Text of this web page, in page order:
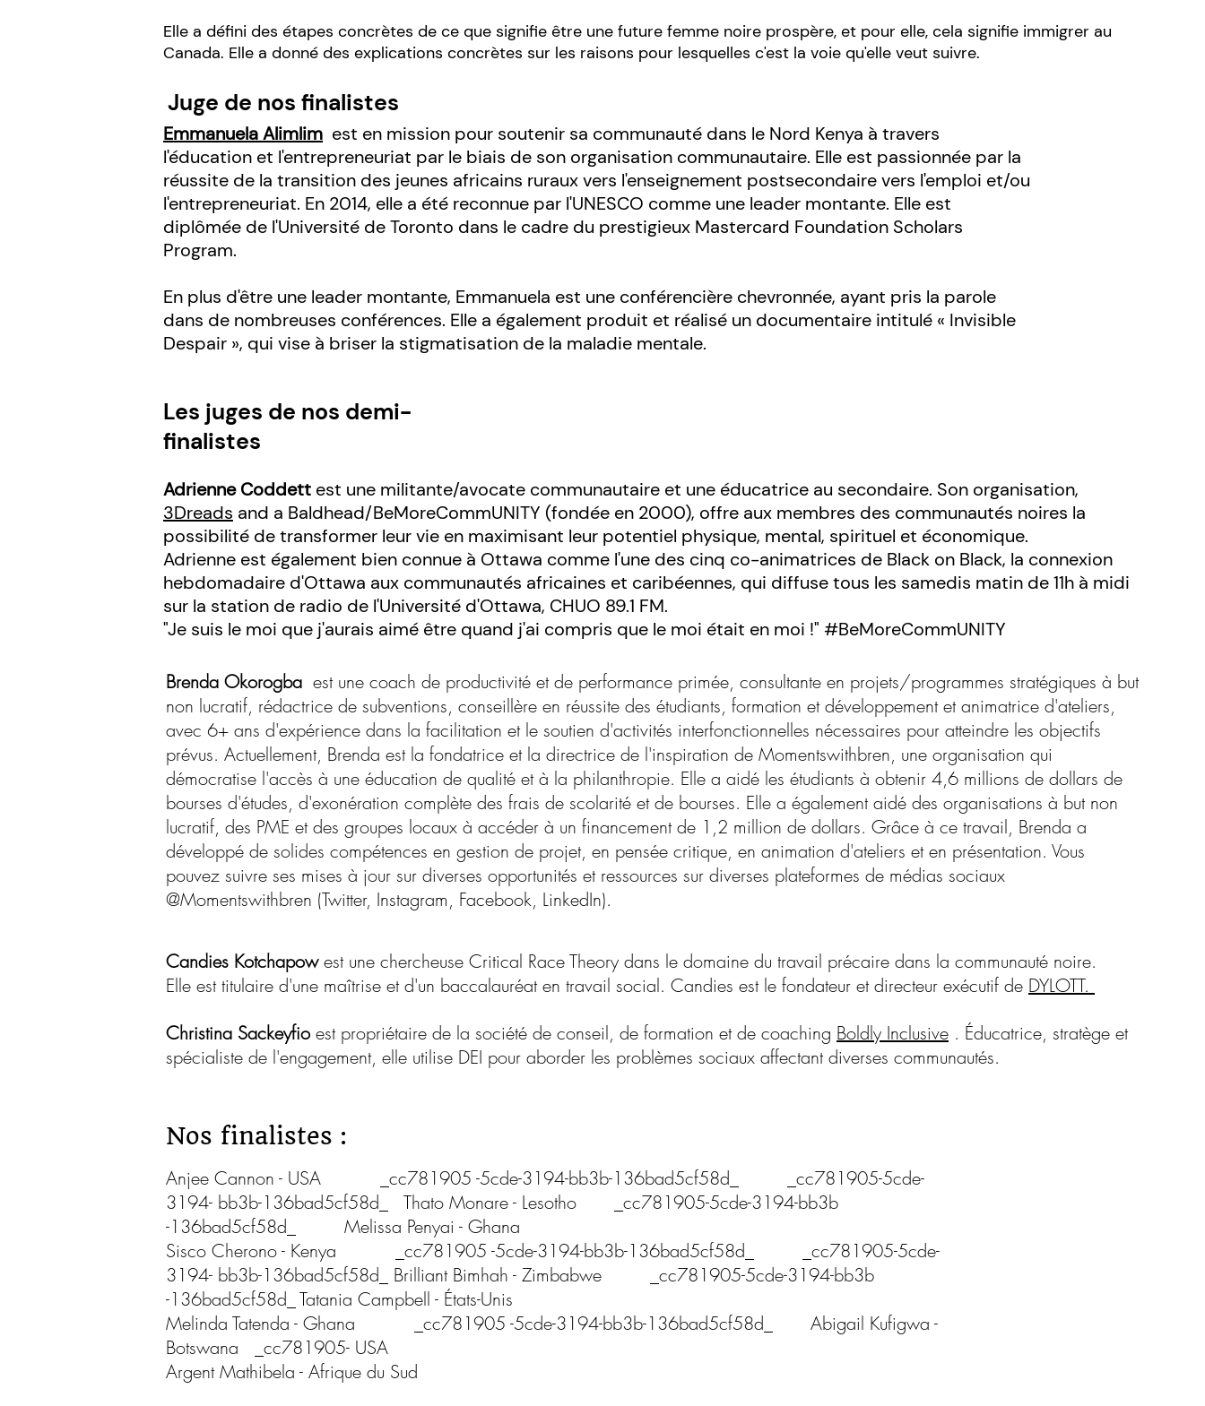
Elle a défini des étapes concrètes de ce que signifie être une future femme noire prospère, et pour elle, cela signifie immigrer au
Canada. Elle a donné des explications concrètes sur les raisons pour lesquelles c'est la voie qu'elle veut suivre.
Juge de nos finalistes
Emmanuela Alimlim est en mission pour soutenir sa communauté dans le Nord Kenya à travers
l'éducation et l'entrepreneuriat par le biais de son organisation communautaire. Elle est passionnée par la
réussite de la transition des jeunes africains ruraux vers l'enseignement postsecondaire vers l'emploi et/ou
l'entrepreneuriat. En 2014, elle a été reconnue par l'UNESCO comme une leader montante. Elle est
diplômée de l'Université de Toronto dans le cadre du prestigieux Mastercard Foundation Scholars
Program.
En plus d'être une leader montante, Emmanuela est une conférencière chevronnée, ayant pris la parole
dans de nombreuses conférences. Elle a également produit et réalisé un documentaire intitulé « Invisible
Despair », qui vise à briser la stigmatisation de la maladie mentale.
Les juges de nos demi-
finalistes
Adrienne Coddett est une militante/avocate communautaire et une éducatrice au secondaire. Son organisation,
3Dreads and a Baldhead/BeMoreCommUNITY (fondée en 2000), offre aux membres des communautés noires la
possibilité de transformer leur vie en maximisant leur potentiel physique, mental, spirituel et économique.
Adrienne est également bien connue à Ottawa comme l'une des cinq co-animatrices de Black on Black, la connexion
hebdomadaire d'Ottawa aux communautés africaines et caribéennes, qui diffuse tous les samedis matin de 11h à midi
sur la station de radio de l'Université d'Ottawa, CHUO 89.1 FM.
"Je suis le moi que j'aurais aimé être quand j'ai compris que le moi était en moi !" #BeMoreCommUNITY
Brenda Okorogba est une coach de productivité et de performance primée, consultante en projets/programmes stratégiques à but
non lucratif, rédactrice de subventions, conseillère en réussite des étudiants, formation et développement et animatrice d'ateliers,
avec 6+ ans d'expérience dans la facilitation et le soutien d'activités interfonctionnelles nécessaires pour atteindre les objectifs
prévus. Actuellement, Brenda est la fondatrice et la directrice de l'inspiration de Momentswithbren, une organisation qui
démocratise l'accès à une éducation de qualité et à la philanthropie. Elle a aidé les étudiants à obtenir 4,6 millions de dollars de
bourses d'études, d'exonération complète des frais de scolarité et de bourses. Elle a également aidé des organisations à but non
lucratif, des PME et des groupes locaux à accéder à un financement de 1,2 million de dollars. Grâce à ce travail, Brenda a
développé de solides compétences en gestion de projet, en pensée critique, en animation d'ateliers et en présentation. Vous
pouvez suivre ses mises à jour sur diverses opportunités et ressources sur diverses plateformes de médias sociaux
@Momentswithbren (Twitter, Instagram, Facebook, LinkedIn).
Candies Kotchapowest une chercheuse Critical Race Theory dans le domaine du travail précaire dans la communauté noire.
Elle est titulaire d'une maîtrise et d'un baccalauréat en travail social. Candies est le fondateur et directeur exécutif de DYLOTT.
Christina Sackeyfio est propriétaire de la société de conseil, de formation et de coaching Boldly Inclusive . Éducatrice, stratège et
spécialiste de l'engagement, elle utilise DEI pour aborder les problèmes sociaux affectant diverses communautés.
Nos finalistes :
Anjee Cannon - USA _cc781905 -5cde-3194-bb3b-136bad5cf58d_ _cc781905-5cde-
3194- bb3b-136bad5cf58d_ Thato Monare - Lesotho _cc781905-5cde-3194-bb3b
-136bad5cf58d_ Melissa Penyai - Ghana
Sisco Cherono - Kenya _cc781905 -5cde-3194-bb3b-136bad5cf58d_ _cc781905-5cde-
3194- bb3b-136bad5cf58d_ Brilliant Bimhah - Zimbabwe _cc781905-5cde-3194-bb3b
-136bad5cf58d_ Tatania Campbell - États-Unis
Melinda Tatenda - Ghana _cc781905 -5cde-3194-bb3b-136bad5cf58d_ Abigail Kufigwa -
Botswana _cc781905- USA
Argent Mathibela - Afrique du Sud